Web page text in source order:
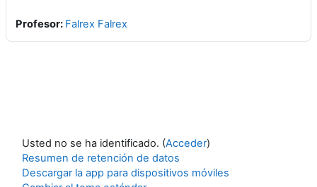
Profesor: Falrex Falrex
Usted no se ha identificado. (Acceder)
Resumen de retención de datos
Descargar la app para dispositivos móviles